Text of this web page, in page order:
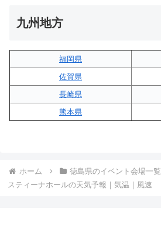
九州地方
福岡県
佐賀県
長崎県
熊本県
ホーム 徳島県のイベント会場一覧
スティーナホールの天気予報｜気温｜風速